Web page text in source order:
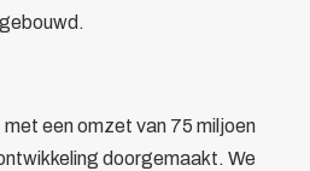
een omzet van 75 miljoen
doorgemaakt. We